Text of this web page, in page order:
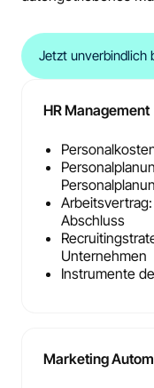
Jetzt unverbindlich
HR Management
Abschluss
Unternehmen
Instrumente
Marketing